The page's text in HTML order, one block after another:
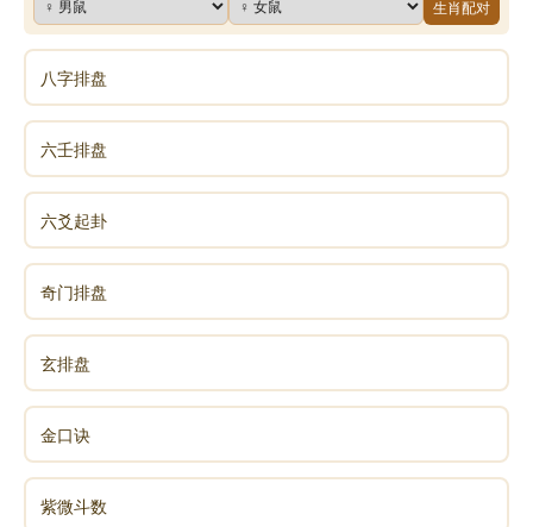
生肖配对
八字排盘
六壬排盘
六爻起卦
奇门排盘
玄排盘
金口诀
紫微斗数